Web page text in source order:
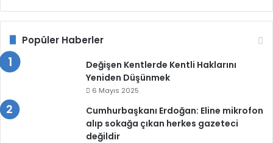
Popüler Haberler
Değişen Kentlerde Kentli Haklarını
Yeniden Düşünmek
6 Mayıs 2025
Cumhurbaşkanı Erdoğan: Eline mikrofon
alıp sokağa çıkan herkes gazeteci
değildir